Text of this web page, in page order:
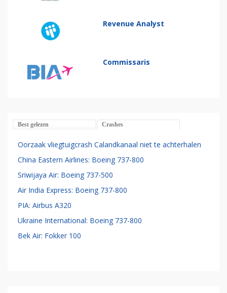
Revenue Analyst
Commissaris
Best gelezen Crashes
Oorzaak vliegtuigcrash Calandkanaal niet te achterhalen
China Eastern Airlines: Boeing 737-800
Sriwijaya Air: Boeing 737-500
Air India Express: Boeing 737-800
PIA: Airbus A320
Ukraine International: Boeing 737-800
Bek Air: Fokker 100